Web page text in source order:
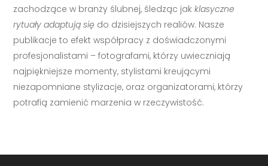
zachodzące w branży ślubnej, śledząc jakklasyczne
rytuały adaptują się do dzisiejszych realiów. Nasze
publikacje to efekt współpracy z doświadczonymi
profesjonalistami – fotografami, którzy uwieczniają
najpiękniejsze momenty, stylistami kreującymi
niezapomniane stylizacje, oraz organizatorami, którzy
potrafią zamienić marzenia w rzeczywistość.